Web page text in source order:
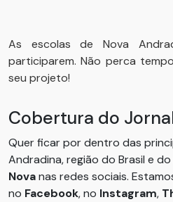
As escolas de Nova
participarem. Não perca
seu projeto!
Cobertura do
Quer ficar por dentro das
Andradina, região do Brasil e
Novanas redes sociais.
no Facebook, no Instagram,